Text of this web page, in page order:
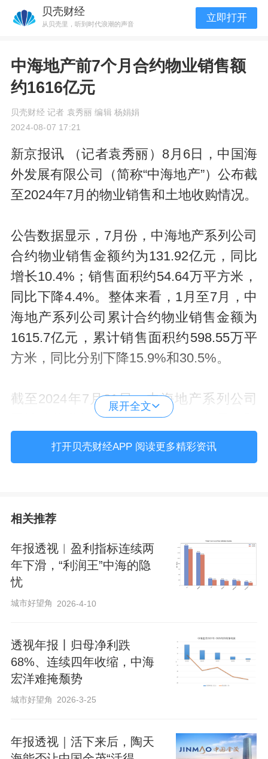
贝壳财经
从贝壳里，听到时代浪潮的声音
立即打开
中海地产前7个月合约物业销售额
约1616亿元
贝壳财经 记者 袁秀丽 编辑 杨娟娟
2024-08-07 17:21
新京报讯 （记者袁秀丽）8月6日，中国海
外发展有限公司（简称“中海地产”）公布截
至2024年7月的物业销售和土地收购情况。
公告数据显示，7月份，中海地产系列公司
合约物业销售金额约为131.92亿元，同比
增长10.4%；销售面积约54.64万平方米，
同比下降4.4%。整体来看，1月至7月，中
海地产系列公司累计合约物业销售金额为
1615.7亿元，累计销售面积约598.55万平
方米，同比分别下降15.9%和30.5%。
截至2024年7月31日，中海地产系列公司
已认购物业销售金额达到130.72亿元，预
计将在未来数月转化为合约物业销售。
关土地收购的权益土地出让金约24.23亿
元。1月至7月，中海地产收购的土地累计
权益建筑面积约133.40万平方米，累计权
益土地出让金约144.51亿元。
校对 王心
袁秀丽 记者主页
展开全文
打开贝壳财经APP 阅读更多精彩资讯
相关推荐
年报透视︱盈利指标连续两
年下滑，“利润王”中海的隐
忧
城市好望角 2026-4-10
透视年报丨归母净利跌
68%、连续四年收缩，中海
宏洋难掩颓势
城市好望角 2026-3-25
年报透视｜活下来后，陶天